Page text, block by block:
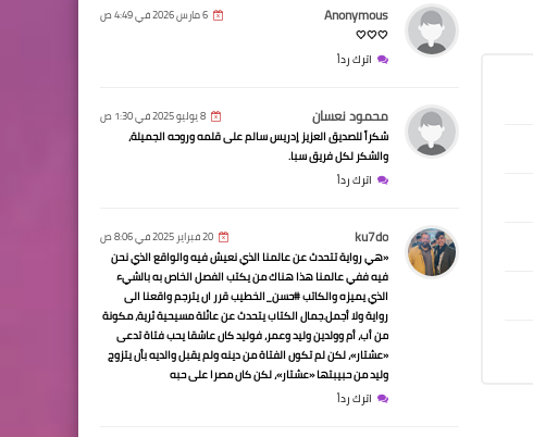
Anonymous 6 مارس 2026 في 4:49 ص
🤍🤍🤍
اترك رداً
محمود نعسان 8 يوليو 2025 في 1:30 ص
شكراً للصديق العزيز إدريس سالم على قلمه وروحه الجميلة،
والشكر لكل فريق سبا.
اترك رداً
ku7do 20 فبراير 2025 في 8:06 ص
«هي رواية تتحدث عن عالمنا الذي نعيش فيه والواقع الذي نحن
فيه ففي عالمنا هذا هناك من يكتب الفصل الخاص به بالشيء
الذي يميزه والكاتب #حسن_الخطيب قرر ان يترجم واقعنا الى
رواية ولا أجمل.جمال الكتاب يتحدث عن عائلة مسيحية ثرية، مكونة
من أب، أم وولدين وليد وعمر، فوليد كان عاشقا يحب فتاة تدعى
«عشتار»، لكن لم تكون الفتاة من دينه ولم يقبل والديه بأن يتزوج
وليد من حبيبتها «عشتار»، لكن كان مصرا على حبه
اترك رداً